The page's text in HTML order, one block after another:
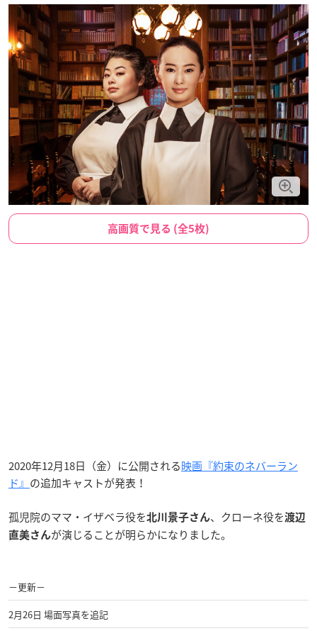
高画質で見る (全5枚)
2020年12月18日（金）に公開される映画『約束のネバーラン
ド』 の追加キャストが発表！
孤児院のママ・イザベラ役を北川景子さん、クローネ役を渡辺
直美さんが演じることが明らかになりました。
−更新−
2月26日 場面写真を追記